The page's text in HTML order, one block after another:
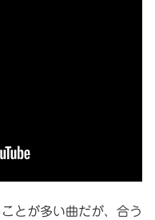
とが多い曲だが、合う